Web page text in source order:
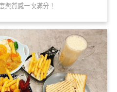
與質感一次滿分！